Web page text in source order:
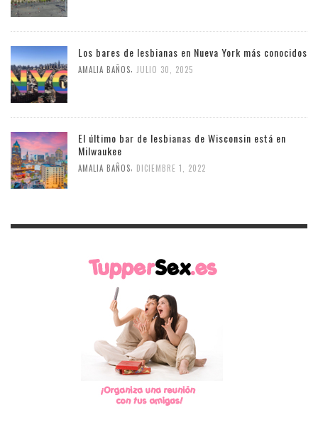
Los bares de lesbianas en Nueva York más conocidos
AMALIA BAÑOS JULIO 30, 2025
El último bar de lesbianas de Wisconsin está en
Milwaukee
AMALIA BAÑOS DICIEMBRE 1, 2022